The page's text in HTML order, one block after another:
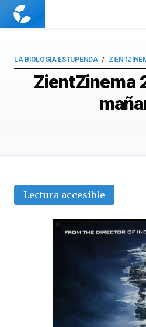
Cuaderno
ZientZinema
LA BIOLOGÍA ESTUPENDA
Lectura accesible